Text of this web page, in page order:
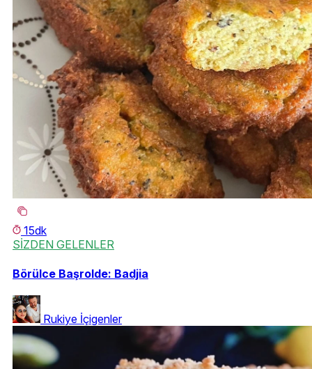
15dk
SİZDEN GELENLER
Börülce Başrolde: Badjia
Rukiye İçigenler